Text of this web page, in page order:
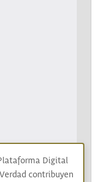
Digital
contribuyen